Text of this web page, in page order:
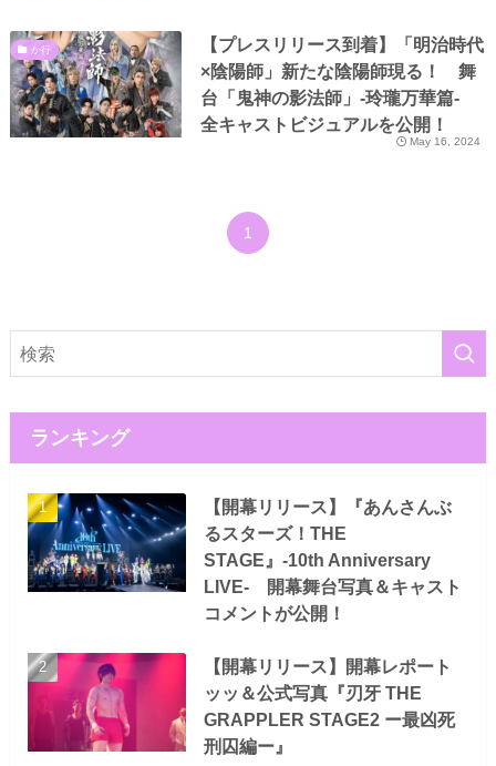
か行
【プレスリリース到着】「明治時代
×陰陽師」新たな陰陽師現る！ 舞
台「鬼神の影法師」-玲瓏万華篇-
全キャストビジュアルを公開！
May 16, 2024
1
ランキング
【開幕リリース】『あんさんぶ
るスターズ！THE
STAGE』-10th Anniversary
LIVE- 開幕舞台写真＆キャスト
コメントが公開！
【開幕リリース】開幕レポート
ッッ＆公式写真『刃牙 THE
GRAPPLER STAGE2 ー最凶死
刑囚編ー』